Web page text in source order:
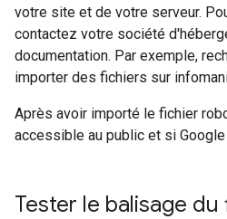
votre site et de votre serveur.
contactez votre société
documentation. Par exemple,
importer des fichiers sur
Après avoir importé le fichier
accessible au public et si
Tester le balisage